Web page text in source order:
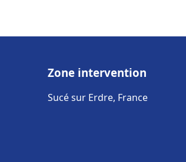
Zone intervention
Sucé sur Erdre, France